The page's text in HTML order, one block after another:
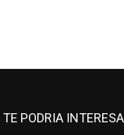
TE PODRIA